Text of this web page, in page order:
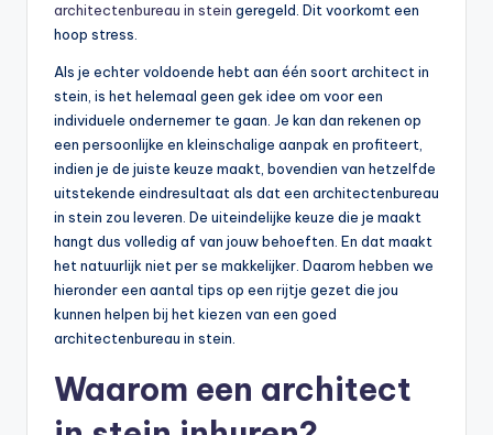
architectenbureau in stein geregeld. Dit voorkomt een
hoop stress.
Als je echter voldoende hebt aan één soort architect in
stein, is het helemaal geen gek idee om voor een
individuele ondernemer te gaan. Je kan dan rekenen op
een persoonlijke en kleinschalige aanpak en profiteert,
indien je de juiste keuze maakt, bovendien van hetzelfde
uitstekende eindresultaat als dat een architectenbureau
in stein zou leveren. De uiteindelijke keuze die je maakt
hangt dus volledig af van jouw behoeften. En dat maakt
het natuurlijk niet per se makkelijker. Daarom hebben we
hieronder een aantal tips op een rijtje gezet die jou
kunnen helpen bij het kiezen van een goed
architectenbureau in stein.
Waarom een architect